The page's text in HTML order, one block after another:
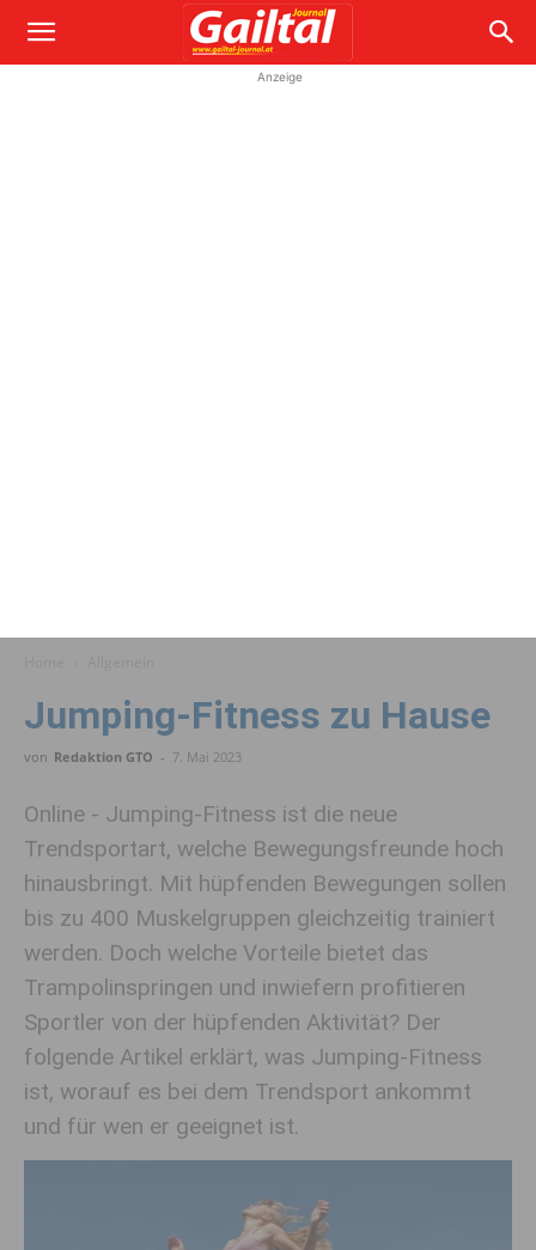
Anzeige
Jumping-Fitness zu Hause
von Redaktion GTO - 7. Mai 2023
Online - Jumping-Fitness ist die neue
Trendsportart, welche Bewegungsfreunde hoch
hinausbringt. Mit hüpfenden Bewegungen sollen
bis zu 400 Muskelgruppen gleichzeitig trainiert
werden. Doch welche Vorteile bietet das
Trampolinspringen und inwiefern profitieren
Sportler von der hüpfenden Aktivität? Der
folgende Artikel erklärt, was Jumping-Fitness
ist, worauf es bei dem Trendsport ankommt
und für wen er geeignet ist.